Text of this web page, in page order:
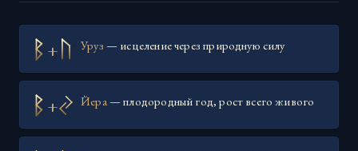
+ Уруз — исцеление через природную силу
+ Йера — плодородный год, рост всего живого